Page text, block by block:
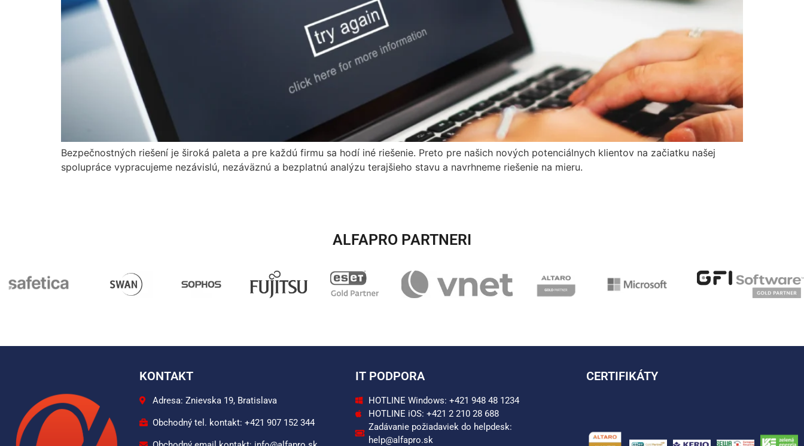
Bezpečnostných riešení je široká paleta a pre každú firmu sa hodí iné riešenie. Preto pre našich nových potenciálnych klientov na začiatku našej
spolupráce vypracujeme nezávislú, nezáväznú a bezplatnú analýzu terajšieho stavu a navrhneme riešenie na mieru.
ALFAPRO PARTNERI​
KONTAKT
Adresa: Znievska 19, Bratislava
Obchodný tel. kontakt: +421 907 152 344
IT PODPORA
HOTLINE Windows: +421 948 48 1234
HOTLINE iOS: +421 2 210 28 688
Zadávanie požiadaviek do helpdesk:
help@alfapro.sk
CERTIFIKÁTY